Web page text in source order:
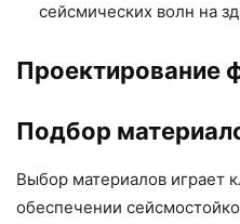
сейсмических волн на
Проектирование
Подбор
Выбор материалов играет
обеспечении